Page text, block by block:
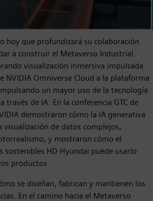
hoy que profundizará su colaboración
a construir el Metaverso Industrial.
visualización inmersiva impulsada
NVIDIA Omniverse Cloud a la plataforma
un mayor uso de la tecnología
través de IA. En la conferencia GTC de
demostraron cómo la IA generativa
visualización de datos complejos,
y mostraron cómo el
sostenibles HD Hyundai puede usarlo
productos.
se diseñan, fabrican y mantienen los
En el camino hacia el Metaverso